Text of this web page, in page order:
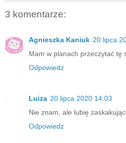
3 komentarze:
Agnieszka Kaniuk 20 lipca
Mam w planach przeczytać tę
Odpowiedz
Luiza 20 lipca 2020 14:03
Nie znam, ale lubię
Odpowiedz